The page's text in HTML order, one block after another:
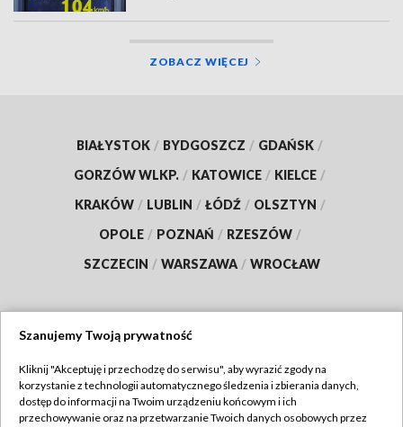
ZOBACZ WIĘCEJ
BIAŁYSTOK / BYDGOSZCZ / GDAŃSK /
GORZÓW WLKP. / KATOWICE / KIELCE /
KRAKÓW / LUBLIN / ŁÓDŹ / OLSZTYN /
OPOLE / POZNAŃ / RZESZÓW /
SZCZECIN / WARSZAWA / WROCŁAW
TVP
Abonament TVP
Regulamin TVP
Szanujemy Twoją prywatność
Kliknij "Akceptuję i przechodzę do serwisu", aby wyrazić zgody na
korzystanie z technologii automatycznego śledzenia i zbierania danych,
dostęp do informacji na Twoim urządzeniu końcowym i ich
przechowywanie oraz na przetwarzanie Twoich danych osobowych przez